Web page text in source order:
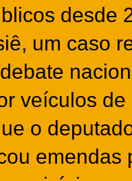
desde
um caso
veículos
o
emendas